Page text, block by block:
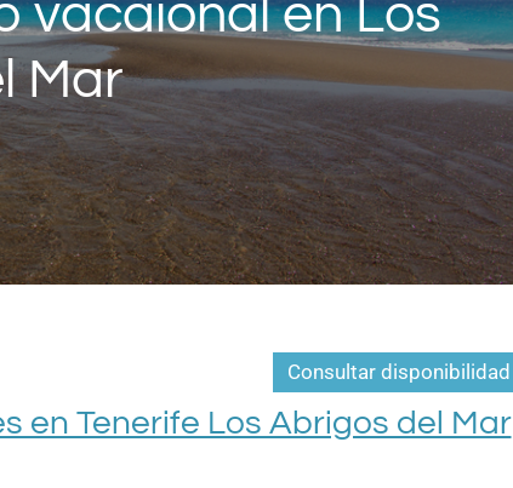
vacaional en Los
Mar
Consultar disponibilidad
en Tenerife Los Abrigos del Mar